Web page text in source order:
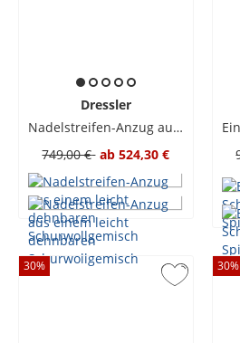
Dressler
Nadelstreifen-Anzug aus einem leicht dehnbaren Schurwollgemisch
749,00 € ab 524,30 €
30% 30%